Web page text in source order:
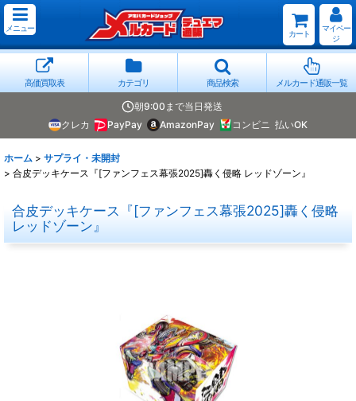
メニュー
カート
マイペー
ジ
高価買取表 カテゴリ 商品検索 メルカード通販一覧
朝9:00まで当日発送
クレカ
PayPay AmazonPay コンビニ 払いOK
ホーム > サプライ・未開封
> 合皮デッキケース『[ファンフェス幕張2025]轟く侵略 レッドゾーン』
合皮デッキケース『[ファンフェス幕張2025]轟く侵略
レッドゾーン』